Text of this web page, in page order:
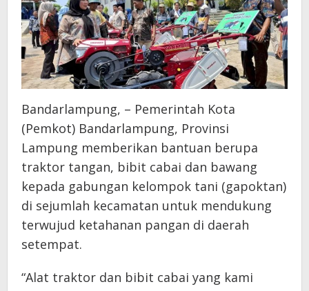
Bandarlampung, – Pemerintah Kota
(Pemkot) Bandarlampung, Provinsi
Lampung memberikan bantuan berupa
traktor tangan, bibit cabai dan bawang
kepada gabungan kelompok tani (gapoktan)
di sejumlah kecamatan untuk mendukung
terwujud ketahanan pangan di daerah
setempat.
“Alat traktor dan bibit cabai yang kami